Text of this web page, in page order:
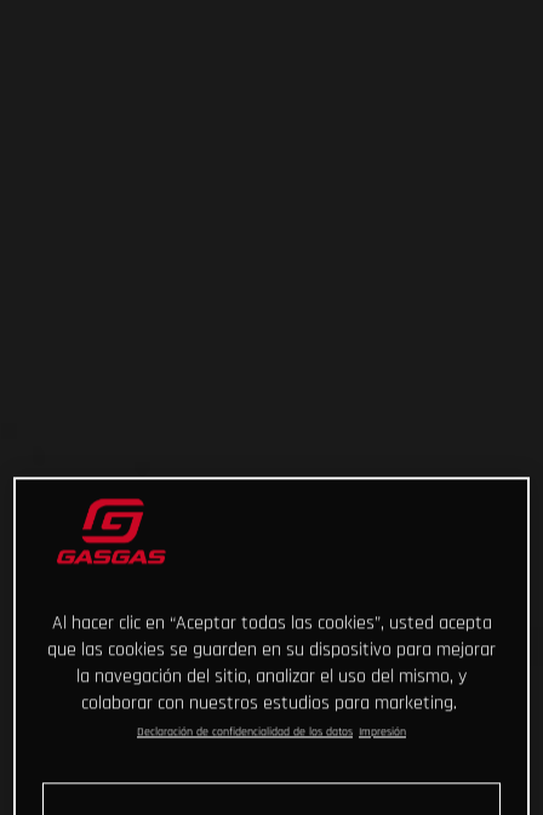
Al hacer clic en “Aceptar todas las cookies”, usted acepta
que las cookies se guarden en su dispositivo para mejorar
la navegación del sitio, analizar el uso del mismo, y
colaborar con nuestros estudios para marketing.
Declaración de confidencialidad de los datos Impresión